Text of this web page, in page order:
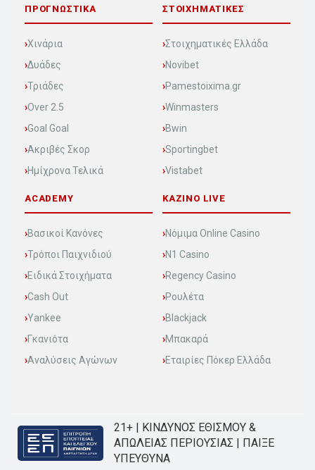
ΠΡΟΓΝΩΣΤΙΚΆ
Χινάρια
Δυάδες
Τριάδες
Over 2.5
Goal Goal
Ακριβές Σκορ
Ημίχρονα Τελικά
ΣΤΟΙΧΗΜΑΤΙΚΈΣ
Στοιχηματικές Ελλάδα
Novibet
Pamestoixima.gr
Winmasters
Bwin
Sportingbet
Vistabet
ACADEMY
Βασικοί Κανόνες
Τρόποι Παιχνιδιού
Ειδικά Στοιχήματα
Cash Out
Yankee
Γκανιότα
Αναλύσεις Αγώνων
KAZINO LIVE
Νόμιμα Online Casino
N1 Casino
Regency Casino
Ρουλέτα
Blackjack
Μπακαρά
Εταιρίες Πόκερ Ελλάδα
21+ | ΚΙΝΔΥΝΟΣ ΕΘΙΣΜΟΥ &
ΑΠΩΛΕΙΑΣ ΠΕΡΙΟΥΣΙΑΣ | ΠΑΙΞΕ
ΥΠΕΥΘΥΝΑ